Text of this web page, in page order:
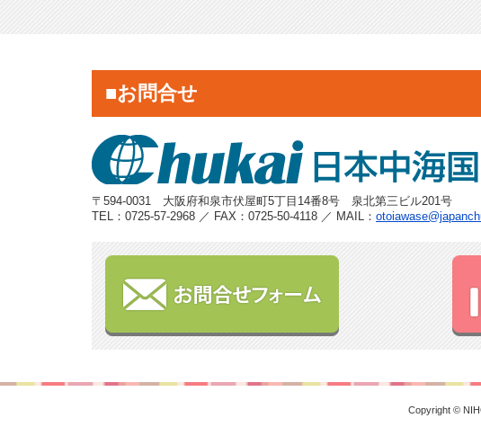
■お問合せ
〒594-0031 大阪府和泉市伏屋町5丁目14番8号 泉北第三ビル201号
TEL：0725-57-2968 ／ FAX：0725-50-4118 ／ MAIL：
Copyright ©